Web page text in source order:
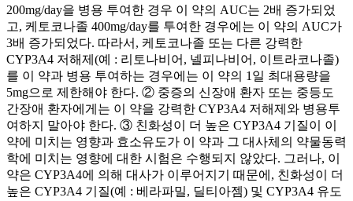
200mg/day을 병용 투여한 경우 이 약의 AUC는 2배 증가되었
고, 케토코나졸 400mg/day를 투여한 경우에는 이 약의 AUC가
3배 증가되었다. 따라서, 케토코나졸 또는 다른 강력한
CYP3A4 저해제(예 : 리토나비어, 넬피나비어, 이트라코나졸)
를 이 약과 병용 투여하는 경우에는 이 약의 1일 최대용량을
5mg으로 제한해야 한다. ② 중증의 신장애 환자 또는 중등도
간장애 환자에게는 이 약을 강력한 CYP3A4 저해제와 병용투
여하지 말아야 한다. ③ 친화성이 더 높은 CYP3A4 기질이 이
약에 미치는 영향과 효소유도가 이 약과 그 대사체의 약물동력
학에 미치는 영향에 대한 시험은 수행되지 않았다. 그러나, 이
약은 CYP3A4에 의해 대사가 이루어지기 때문에, 친화성이 더
높은 CYP3A4 기질(예 : 베라파밀, 딜티아젬) 및 CYP3A4 유도